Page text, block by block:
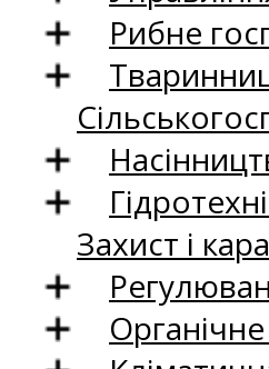
Рибне
Захист і